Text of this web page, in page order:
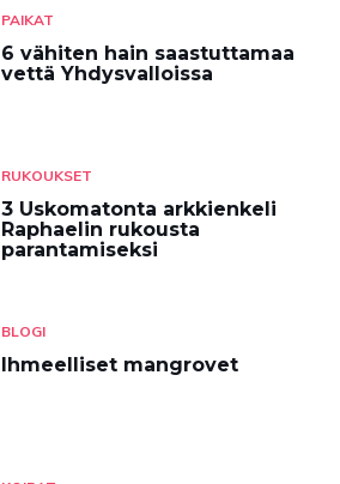
PAIKAT
6 vähiten hain saastuttamaa
vettä Yhdysvalloissa
RUKOUKSET
3 Uskomatonta arkkienkeli
Raphaelin rukousta
parantamiseksi
BLOGI
Ihmeelliset mangrovet